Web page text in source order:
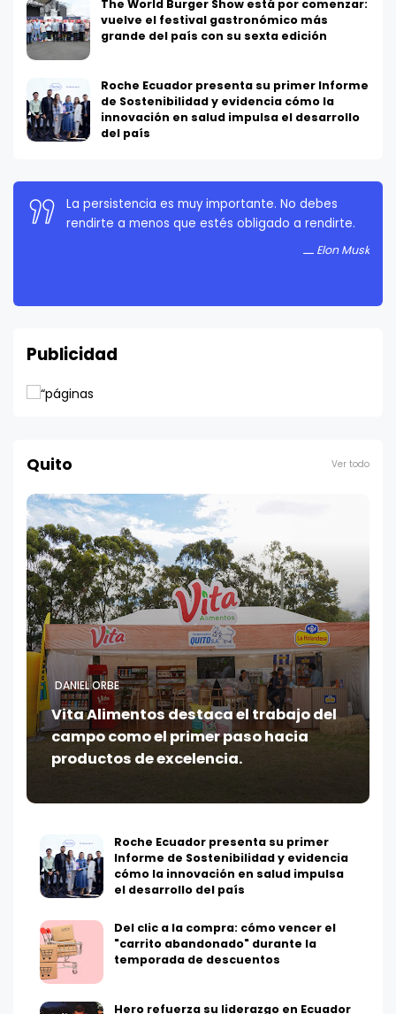
The World Burger Show está por comenzar:
vuelve el festival gastronómico más
grande del país con su sexta edición
Roche Ecuador presenta su primer Informe
de Sostenibilidad y evidencia cómo la
innovación en salud impulsa el desarrollo
del país
La persistencia es muy importante. No debes
rendirte a menos que estés obligado a rendirte.
Elon Musk
Publicidad
Quito Ver todo
DANIEL ORBE
Vita Alimentos destaca el trabajo del
campo como el primer paso hacia
productos de excelencia.
Roche Ecuador presenta su primer
Informe de Sostenibilidad y evidencia
cómo la innovación en salud impulsa
el desarrollo del país
Del clic a la compra: cómo vencer el
"carrito abandonado" durante la
temporada de descuentos
Hero refuerza su liderazgo en Ecuador